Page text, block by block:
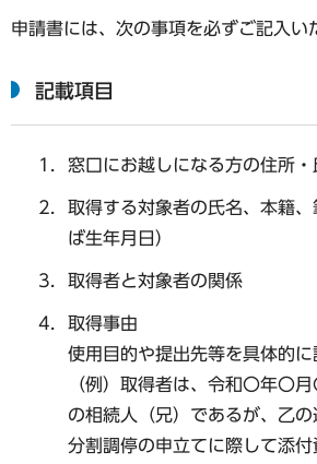
申請書には、次の事項を必ずご記入い
記載項目
窓口にお越しになる方の住所・
取得する対象者の氏名、本籍
ば生年月日）
取得者と対象者の関係
取得事由
使用目的や提出先等を具体的に
（例）取得者は、令和〇年〇
の相続人（兄）であるが、乙
分割調停の申立てに際して添